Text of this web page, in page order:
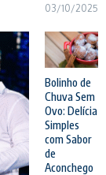
03/10/2025
Bolinho de
Chuva Sem
Ovo: Delícia
Simples
com Sabor
de
Aconchego